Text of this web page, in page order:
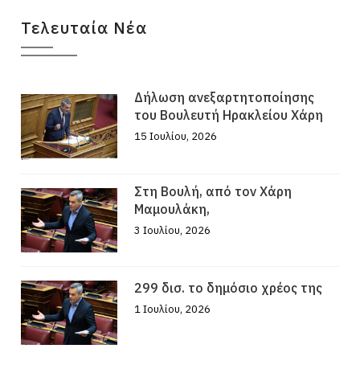
Τελευταία Νέα
Δήλωση ανεξαρτητοποίησης
του Βουλευτή Ηρακλείου Χάρη
15 Ιουλίου, 2026
Στη Βουλή, από τον Χάρη
Μαμουλάκη,
3 Ιουλίου, 2026
299 δισ. το δημόσιο χρέος της
1 Ιουλίου, 2026